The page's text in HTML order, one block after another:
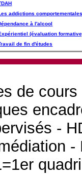
addictions
à l'alcool
(évaluation
de fin d'études
de
-